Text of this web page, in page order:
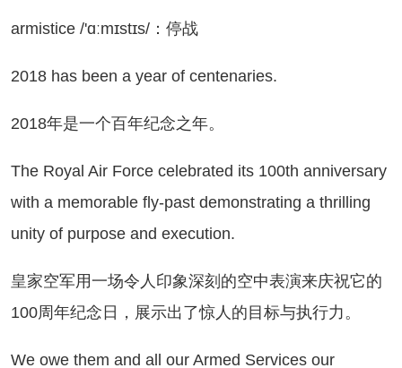
/'ɑːmɪstɪs/：停战
has been a year of centenaries.
年是一个百年纪念之年。
Royal Air Force celebrated its 100th anniversary
with a memorable fly-past demonstrating a thrilling
unity of purpose and execution.
空军用一场令人印象深刻的空中表演来庆祝它的
100周年纪念日，展示出了惊人的目标与执行力。
owe them and all our Armed Services our